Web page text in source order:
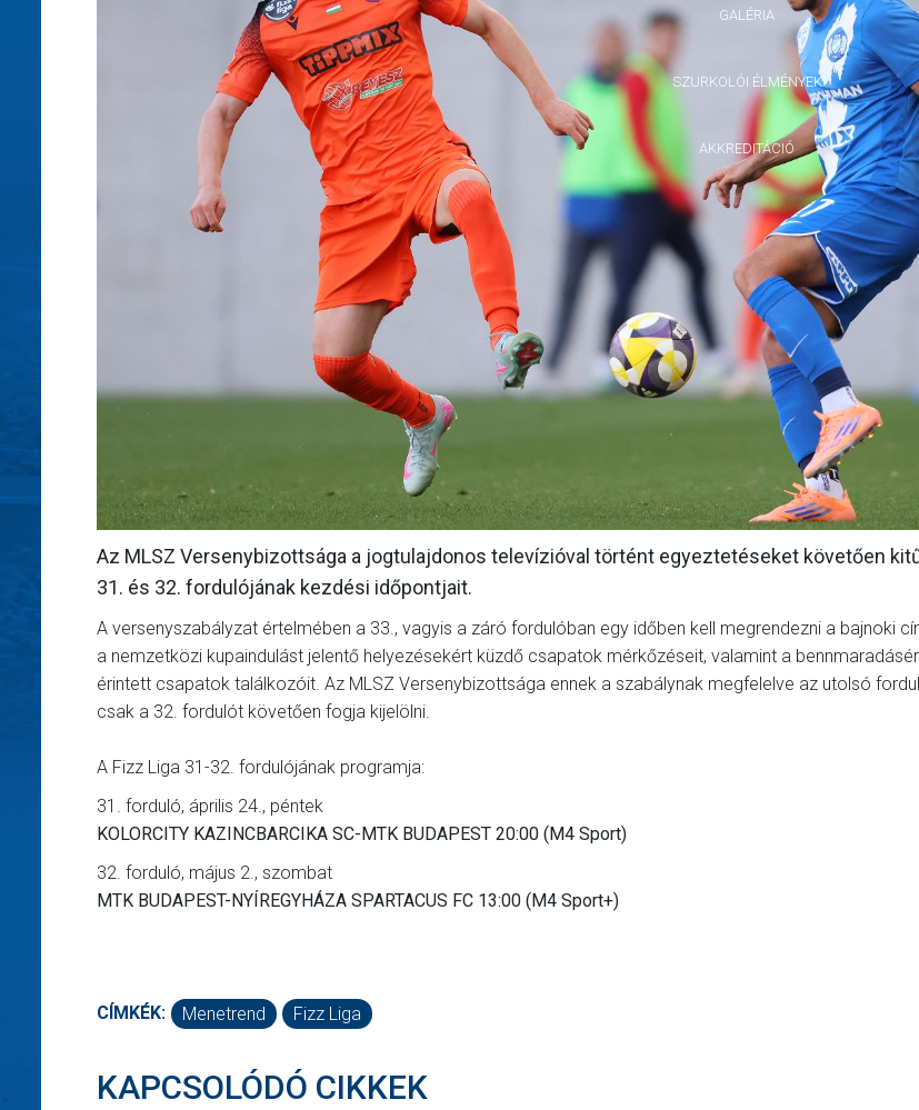
GALÉRIA
SZURKOLÓI ÉLMÉNYEK
AKKREDITÁCIÓ
Az MLSZ Versenybizottsága a jogtulajdonos televízióval történt egyeztetéseket követően
31. és 32. fordulójának kezdési időpontjait.
A versenyszabályzat értelmében a 33., vagyis a záró fordulóban egy időben kell megrendezni a bajnoki
a nemzetközi kupaindulást jelentő helyezésekért küzdő csapatok mérkőzéseit, valamint a
érintett csapatok találkozóit. Az MLSZ Versenybizottsága ennek a szabálynak megfelelve az utolsó
csak a 32. fordulót követően fogja kijelölni.
A Fizz Liga 31-32. fordulójának programja:
31. forduló, április 24., péntek
KOLORCITY KAZINCBARCIKA SC-MTK BUDAPEST 20:00 (M4 Sport)
32. forduló, május 2., szombat
MTK BUDAPEST-NYÍREGYHÁZA SPARTACUS FC 13:00 (M4 Sport+)
CÍMKÉK: Menetrend Fizz Liga
KAPCSOLÓDÓ CIKKEK